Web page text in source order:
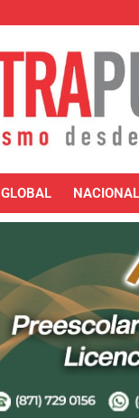
GLOBAL NACIONAL